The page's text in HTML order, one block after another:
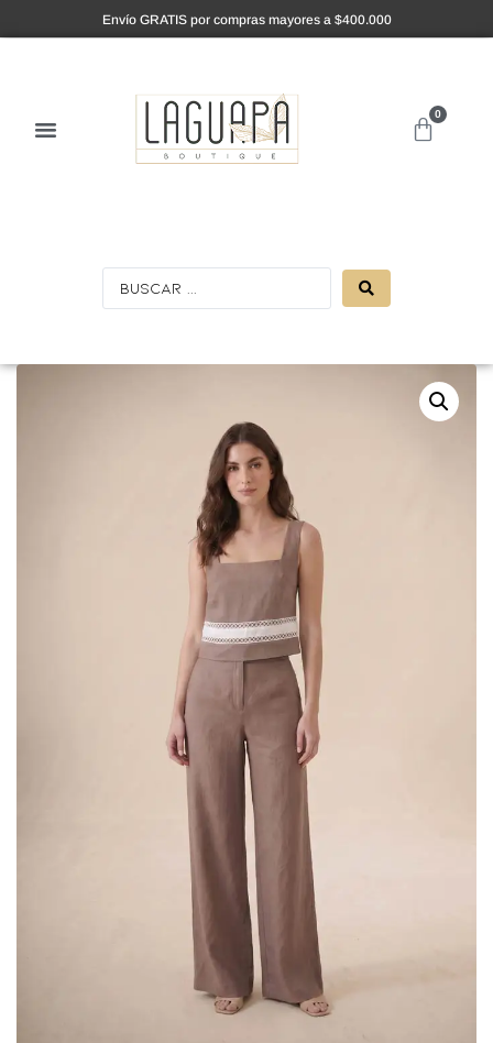
Envío GRATIS por compras mayores a $400.000
0